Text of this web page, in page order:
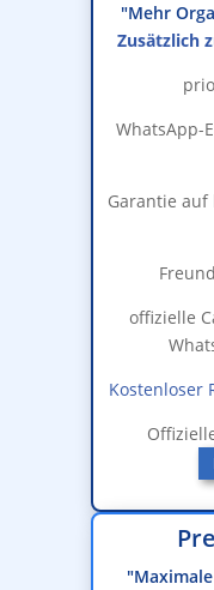
"Mehr
Zusätzlich
WhatsApp-
Garantie
offizielle
Kostenloser